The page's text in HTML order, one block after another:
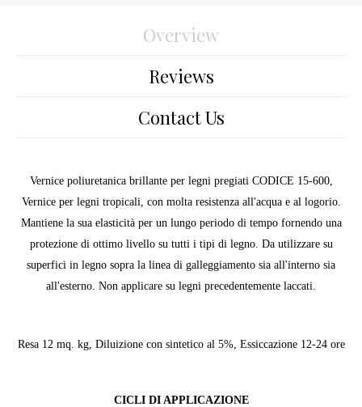
Overview
Reviews
Contact Us
Vernice poliuretanica brillante per legni pregiati CODICE 15-600,
Vernice per legni tropicali, con molta resistenza all'acqua e al logorio.
Mantiene la sua elasticità per un lungo periodo di tempo fornendo una
protezione di ottimo livello su tutti i tipi di legno. Da utilizzare su
superfici in legno sopra la linea di galleggiamento sia all'interno sia
all'esterno. Non applicare su legni precedentemente laccati.
Resa 12 mq. kg, Diluizione con sintetico al 5%, Essiccazione 12-24 ore
CICLI DI APPLICAZIONE